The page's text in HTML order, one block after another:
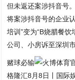
但未返还案涉抖音号
将案涉抖音号的企业
培训”变为“B烧腊餐
公司、小房诉至深圳
赌球必输
格隆汇8月8日丨国际